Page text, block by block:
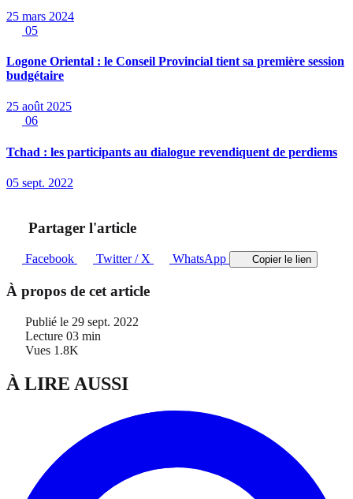
25 mars 2024
05
Logone Oriental : le Conseil Provincial tient sa première session
budgétaire
25 août 2025
06
Tchad : les participants au dialogue revendiquent de perdiems
05 sept. 2022
Partager l'article
Facebook Twitter / X WhatsApp Copier le lien
À propos de cet article
Publié le 29 sept. 2022
Lecture 03 min
Vues 1.8K
À LIRE AUSSI